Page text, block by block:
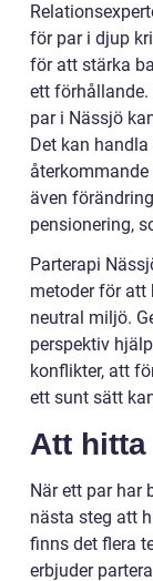
för par i djup
för att stärka
ett
par i Nässjö
Det kan
även
pensionering,
Parterapi
metoder för att
neutral miljö.
perspektiv
konflikter, att
ett sunt sätt
Att
När ett par har
nästa steg att
finns det flera
erbjuder